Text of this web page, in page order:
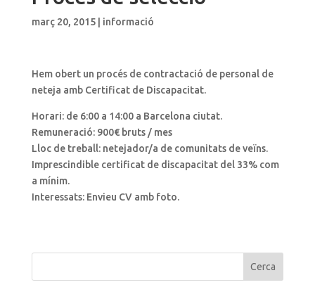
març 20, 2015| informació
Hem obert un procés de contractació de personal de
neteja amb Certificat de Discapacitat.
Horari: de 6:00 a 14:00 a Barcelona ciutat.
Remuneració: 900€ bruts / mes
Lloc de treball: netejador/a de comunitats de veïns.
Imprescindible certificat de discapacitat del 33% com
a mínim.
Interessats: Envieu CV amb foto.